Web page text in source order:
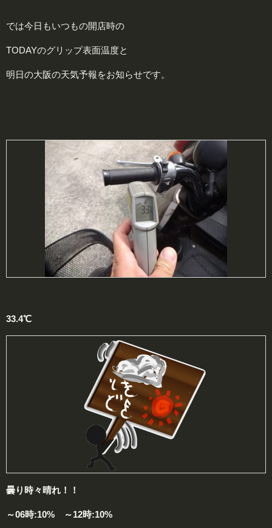
では今日もいつもの開店時の
TODAYのグリップ表面温度と
明日の大阪の天気予報をお知らせです。
33.4℃
曇り時々晴れ！！
～06時:10% ～12時:10%